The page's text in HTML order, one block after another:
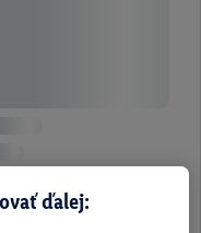
ďalej: